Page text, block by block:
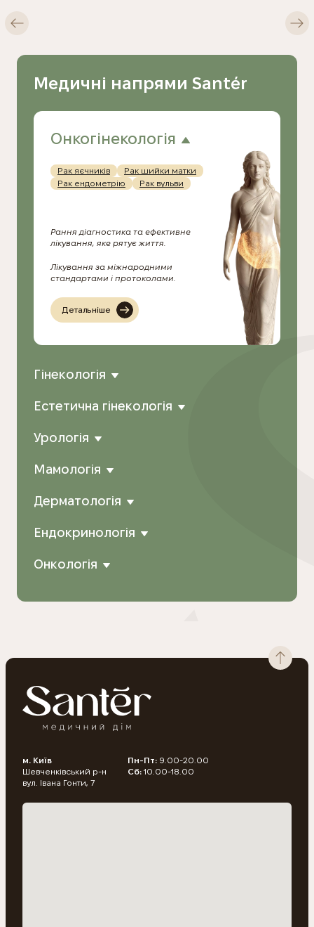
Медичні напрями Santér
Онкогінекологія
Рак яєчників
Рак шийки матки
Рак ендометрію
Рак вульви
Рання діагностика та ефективне
лікування, яке рятує життя.
Лікування за міжнародними
стандартами і протоколами.
Детальніше
Гінекологія
Естетична гінекологія
Урологія
Мамологія
Дерматологія
Ендокринологія
Онкологія
Пн-Пт: 9.00-20.00
Сб: 10.00-18.00
м. Київ
Шевченківський р-н
вул. Івана Гонти, 7